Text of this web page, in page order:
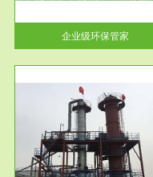
企业级环保管家
活动中...
服务范围
市政固废处理